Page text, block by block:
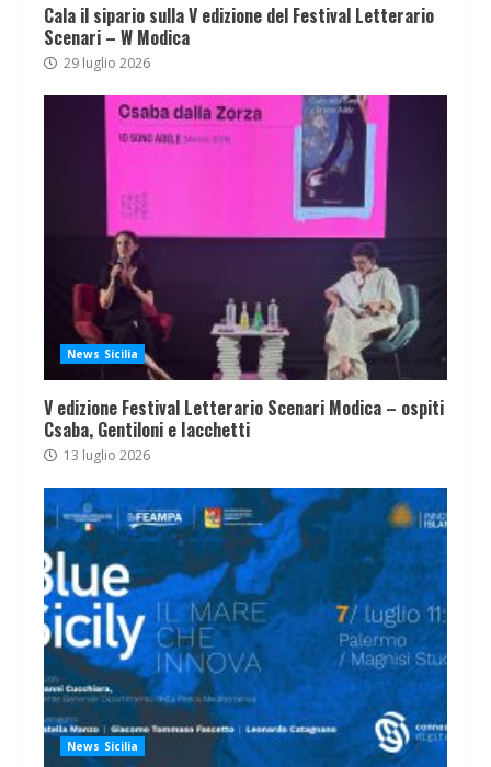
Cala il sipario sulla V edizione del Festival Letterario
Scenari – W Modica
29 luglio 2026
News Sicilia
V edizione Festival Letterario Scenari Modica – ospiti
Csaba, Gentiloni e Iacchetti
13 luglio 2026
News Sicilia